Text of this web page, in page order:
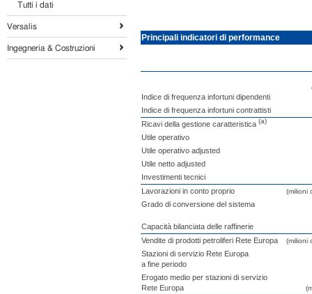
Tutti i dati
Versalis
Ingegneria & Costruzioni
Principali indicatori di performance
Indice di frequenza infortuni dipendenti
Indice di frequenza infortuni contrattisti
Ricavi della gestione caratteristica (a)
Utile operativo
Utile operativo adjusted
Utile netto adjusted
Investimenti tecnici
Lavorazioni in conto proprio
(milioni
Grado di conversione del sistema
Capacità bilanciata delle raffinerie
Vendite di prodotti petroliferi Rete Europa
(milioni
Stazioni di servizio Rete Europa
a fine periodo
Erogato medio per stazioni di servizio
Rete Europa